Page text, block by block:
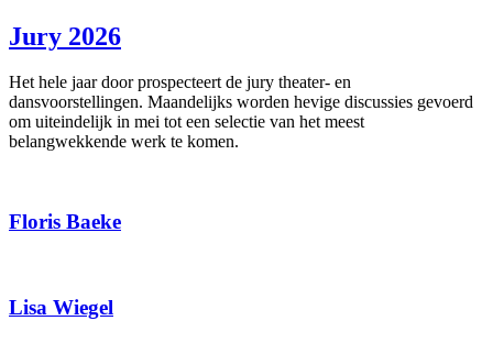
Jury 2026
Het hele jaar door prospecteert de jury theater- en
dansvoorstellingen. Maandelijks worden hevige discussies gevoerd
om uiteindelijk in mei tot een selectie van het meest
belangwekkende werk te komen.
Floris Baeke
Lisa Wiegel